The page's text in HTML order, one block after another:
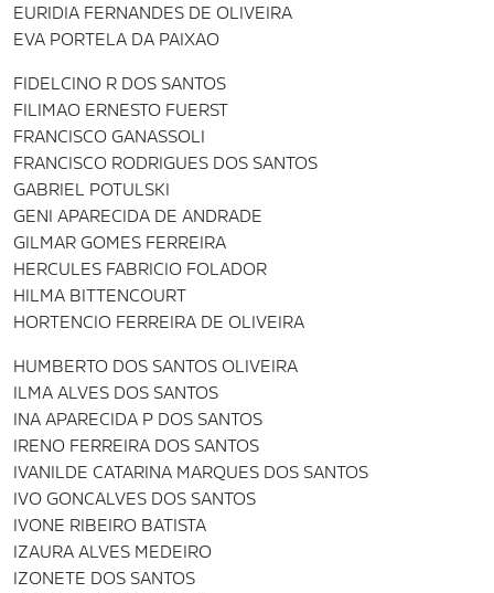
EURIDIA FERNANDES DE OLIVEIRA
EVA PORTELA DA PAIXAO
FIDELCINO R DOS SANTOS
FILIMAO ERNESTO FUERST
FRANCISCO GANASSOLI
FRANCISCO RODRIGUES DOS SANTOS
GABRIEL POTULSKI
GENI APARECIDA DE ANDRADE
GILMAR GOMES FERREIRA
HERCULES FABRICIO FOLADOR
HILMA BITTENCOURT
HORTENCIO FERREIRA DE OLIVEIRA
HUMBERTO DOS SANTOS OLIVEIRA
ILMA ALVES DOS SANTOS
INA APARECIDA P DOS SANTOS
IRENO FERREIRA DOS SANTOS
IVANILDE CATARINA MARQUES DOS SANTOS
IVO GONCALVES DOS SANTOS
IVONE RIBEIRO BATISTA
IZAURA ALVES MEDEIRO
IZONETE DOS SANTOS